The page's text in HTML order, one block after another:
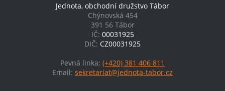
Jednota, obchodní družstvo Tábor
Chýnovská 454
391 56 Tábor
IČ: 00031925
DIČ: CZ00031925
Pevná linka: (+420) 381 406 811
Email: sekretariat@jednota-tabor.cz